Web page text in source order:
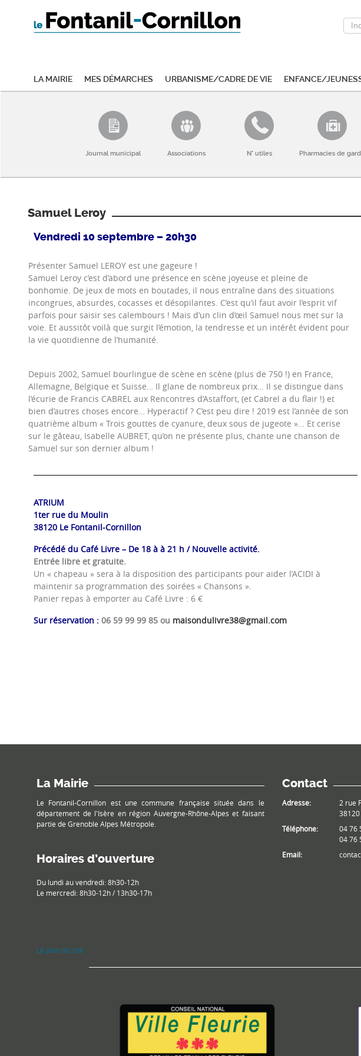
La mairie Mes démarches Urbanisme/Cadre de vie Enfance/
Journal municipal Associations N° utiles Pharmacies de
Samuel Leroy
Vendredi 10 septembre – 20h30
Présenter Samuel LEROY est une gageure !
Samuel Leroy c’est d’abord une présence en scène joyeuse et pleine de
bonhomie. De jeux de mots en boutades, il nous entraîne dans des situations
incongrues, absurdes, cocasses et désopilantes. C’est qu’il faut avoir l’esprit vif
parfois pour saisir ses calembours ! Mais d’un clin d’œil Samuel nous met sur la
voie. Et aussitôt voilà que surgit l’émotion, la tendresse et un intérêt évident pour
la vie quotidienne de l’humanité.
Depuis 2002, Samuel bourlingue de scène en scène (plus de 750 !) en France,
Allemagne, Belgique et Suisse… Il glane de nombreux prix… Il se distingue dans
l’écurie de Francis CABREL aux Rencontres d’Astaffort, (et Cabrel a du flair !) et
bien d’autres choses encore… Hyperactif ? C’est peu dire ! 2019 est l’année de son
quatrième album « Trois gouttes de cyanure, deux sous de jugeote »… Et cerise
sur le gâteau, Isabelle AUBRET, qu’on ne présente plus, chante une chanson de
Samuel sur son dernier album !
ATRIUM
1ter rue du Moulin
38120 Le Fontanil-Cornillon
Précédé du Café Livre – De 18 à à 21 h / Nouvelle activité.
Entrée libre et gratuite.
Un « chapeau » sera à la disposition des participants pour aider l’ACIDI à
maintenir sa programmation des soirées « Chansons ».
Panier repas à emporter au Café Livre : 6 €
Sur réservation : 06 59 99 99 85 ou maisondulivre38@gmail.com
La Mairie
Le Fontanil-Cornillon est une commune française située dans le
département de l'Isère en région Auvergne-Rhône-Alpes et faisant
partie de Grenoble Alpes Métropole.
Horaires d’ouverture
Du lundi au vendredi: 8h30-12h
Le mercredi: 8h30-12h / 13h30-17h
Contact
Adresse:
2 rue
Téléphone:
04 76
04 76
Email:
Le plan du site